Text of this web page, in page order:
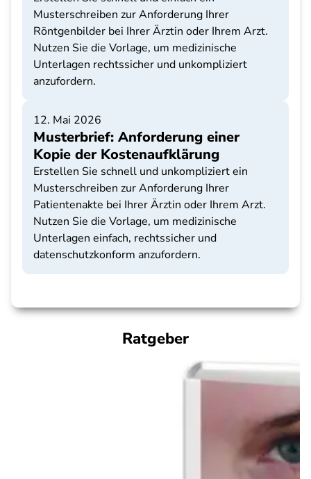
Musterschreiben zur Anforderung Ihrer
Röntgenbilder bei Ihrer Ärztin oder Ihrem Arzt.
Nutzen Sie die Vorlage, um medizinische
Unterlagen rechtssicher und unkompliziert
anzufordern.
12. Mai 2026
Musterbrief: Anforderung einer
Kopie der Kostenaufklärung
Erstellen Sie schnell und unkompliziert ein
Musterschreiben zur Anforderung Ihrer
Patientenakte bei Ihrer Ärztin oder Ihrem Arzt.
Nutzen Sie die Vorlage, um medizinische
Unterlagen einfach, rechtssicher und
datenschutzkonform anzufordern.
Ratgeber